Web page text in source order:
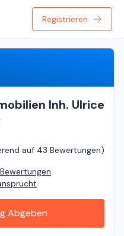
Registrieren
Inh. Ulrice
auf 43 Bewertungen)
Abgeben